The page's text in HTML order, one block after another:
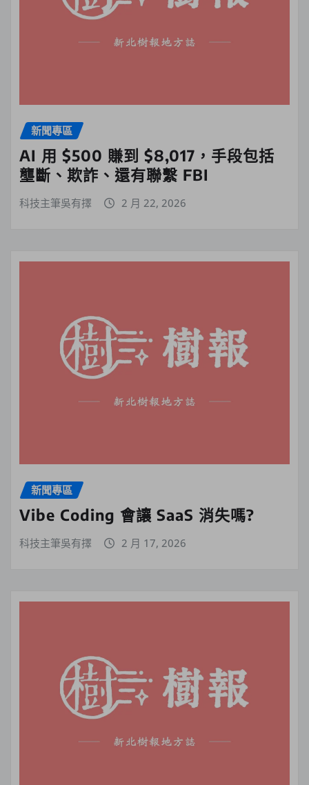
新聞專區
AI 用 $500 賺到 $8,017，手段包括
壟斷、欺詐、還有聯繫 FBI
科技主筆吳有擇 2 月 22, 2026
新聞專區
Vibe Coding 會讓 SaaS 消失嗎?
科技主筆吳有擇 2 月 17, 2026